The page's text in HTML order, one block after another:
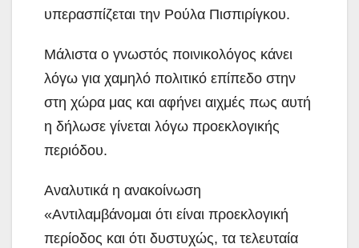
υπερασπίζεται την Ρούλα Πισπιρίγκου.
Μάλιστα ο γνωστός ποινικολόγος κάνει
λόγω για χαμηλό πολιτικό επίπεδο στην
στη χώρα μας και αφήνει αιχμές πως αυτή
η δήλωσε γίνεται λόγω προεκλογικής
περιόδου.
Αναλυτικά η ανακοίνωση
«Αντιλαμβάνομαι ότι είναι προεκλογική
περίοδος και ότι δυστυχώς, τα τελευταία